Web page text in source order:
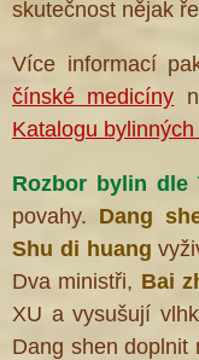
skutečnost nějak
Více informací
čínské medicíny
Katalogu
Rozbor bylin dle
povahy. Dang
Shu di huang
Dva ministři, Bai
XU a vysušují
Dang shen doplnit